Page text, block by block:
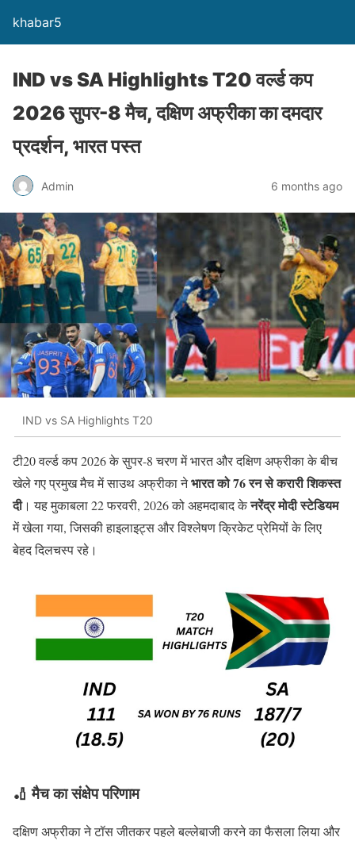
khabar5
IND vs SA Highlights T20 वर्ल्ड कप
2026 सुपर-8 मैच, दक्षिण अफ्रीका का दमदार
प्रदर्शन, भारत पस्त
Admin 6 months ago
IND vs SA Highlights T20
टी20 वर्ल्ड कप 2026 के सुपर-8 चरण में भारत और दक्षिण अफ्रीका के बीच
खेले गए प्रमुख मैच में साउथ अफ्रीका नेभारत को 76 रन से करारी शिकस्त
दी। यह मुकाबला 22 फरवरी, 2026 को अहमदाबाद केनरेंद्र मोदी स्टेडियम
में खेला गया, जिसकी हाइलाइट्स और विश्लेषण क्रिकेट प्रेमियों के लिए
बेहद दिलचस्प रहे।
🏏मैच का संक्षेप परिणाम
दक्षिण अफ्रीका ने टॉस जीतकर पहले बल्लेबाजी करने का फैसला लिया और